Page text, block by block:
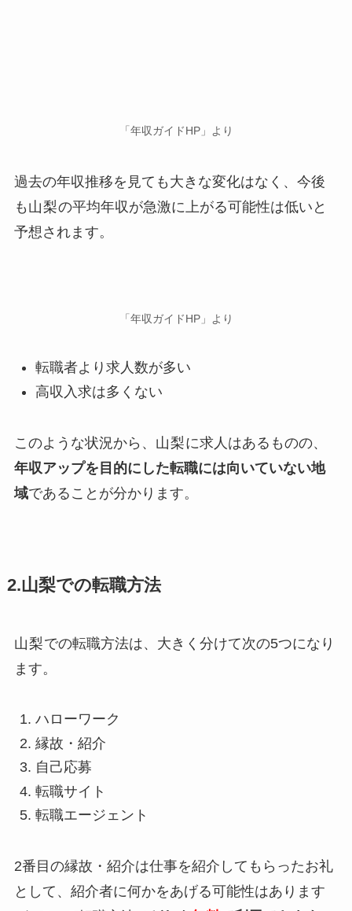
「年収ガイドHP」より
過去の年収推移を見ても大きな変化はなく、今後
も 山梨の平均年収が急激に上がる可能性は低いと
予想されます。
「年収ガイドHP」より
転職者より求人数が多い
高収入求は多くない
このような状況から、 山梨に求人はあるものの、
年収アップを目的にした転職には向いていない地
域であることが分かります。
2.山梨での転職方法
山梨での転職方法は、大きく分けて次の5つになり
ます。
ハローワーク
縁故・紹介
自己応募
転職サイト
転職エージェント
2番目の縁故・紹介は仕事を紹介してもらったお礼
として、紹介者に何かをあげる可能性はあります